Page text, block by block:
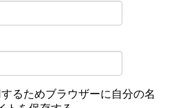
るためブラウザーに自分の名